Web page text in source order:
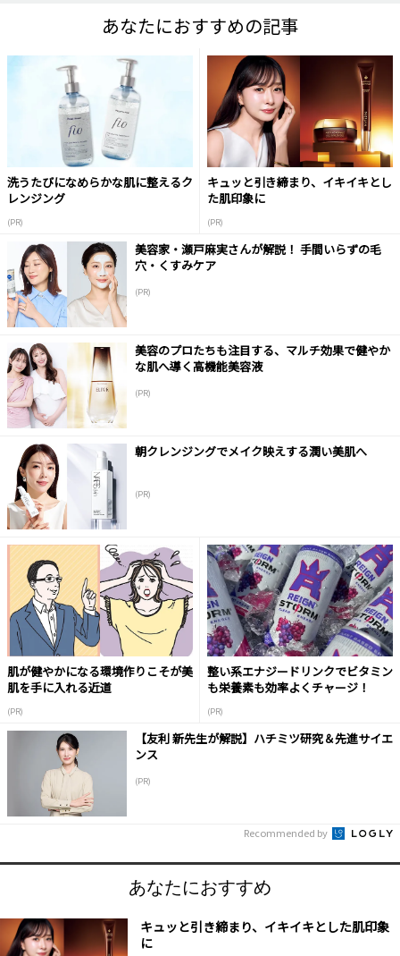
あなたにおすすめの記事
洗うたびになめらかな肌に整えるク
レンジング
(PR)
キュッと引き締まり、イキイキとし
た肌印象に
(PR)
美容家・瀬戸麻実さんが解説！ 手間いらずの毛
穴・くすみケア
(PR)
美容のプロたちも注目する、マルチ効果で健やか
な肌へ導く高機能美容液
(PR)
朝クレンジングでメイク映えする潤い美肌へ
(PR)
肌が健やかになる環境作りこそが美
肌を手に入れる近道
(PR)
整い系エナジードリンクでビタミン
も栄養素も効率よくチャージ！
(PR)
【友利 新先生が解説】ハチミツ研究＆先進サイエ
ンス
(PR)
Recommended by
あなたにおすすめ
キュッと引き締まり、イキイキとした肌印象
に